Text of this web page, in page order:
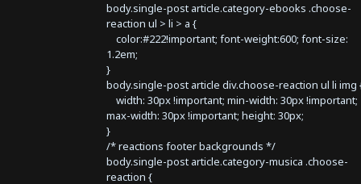
body.single-post article.category-ebooks .choose-
reaction ul > li > a {
color:#222!important; font-weight:600; font-size:
1.2em;
}
body.single-post article div.choose-reaction ul li img
width: 30px !important; min-width: 30px !important;
max-width: 30px !important; height: 30px;
}
/* reactions footer backgrounds */
body.single-post article.category-musica .choose-
reaction {